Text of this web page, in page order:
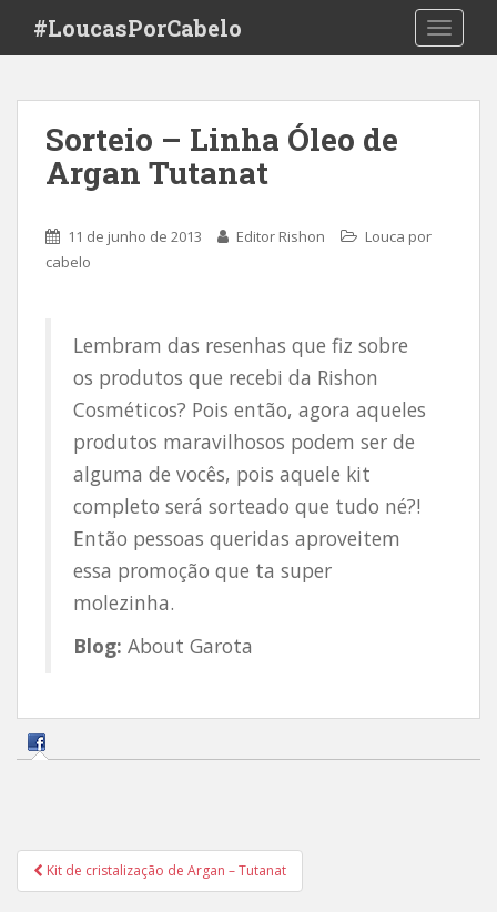
i
#LoucasPorCabelo
Sorteio – Linha Óleo de
Argan Tutanat
11 de junho de 2013 Editor Rishon
Louca por
cabelo
Lembram das resenhas que fiz sobre
os produtos que recebi da Rishon
Cosméticos? Pois então, agora aqueles
produtos maravilhosos podem ser de
alguma de vocês, pois aquele kit
completo será sorteado que tudo né?!
Então pessoas queridas aproveitem
essa promoção que ta super
molezinha.
Blog: About Garota
Navegação
de
Kit de cristalização de Argan – Tutanat